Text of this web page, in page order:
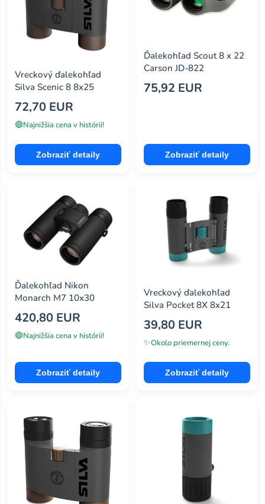
Vreckový ďalekohľad
Silva Scenic 8 8x25
72,70 EUR
🟢Najnižšia cena v histórii!
Zobraziť detaily
Ďalekohľad Scout 8 x 22
Carson JD-822
75,92 EUR
Zobraziť detaily
Ďalekohľad Nikon
Monarch M7 10x30
420,80 EUR
🟢Najnižšia cena v histórii!
Zobraziť detaily
Vreckový ďalekohľad
Silva Pocket 8X 8x21
39,80 EUR
✨Okolo priemernej ceny.
Zobraziť detaily